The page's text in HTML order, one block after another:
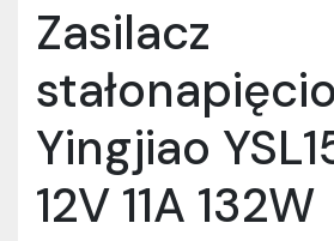
Zasilacz
Yingjiao
12V 11A 132W